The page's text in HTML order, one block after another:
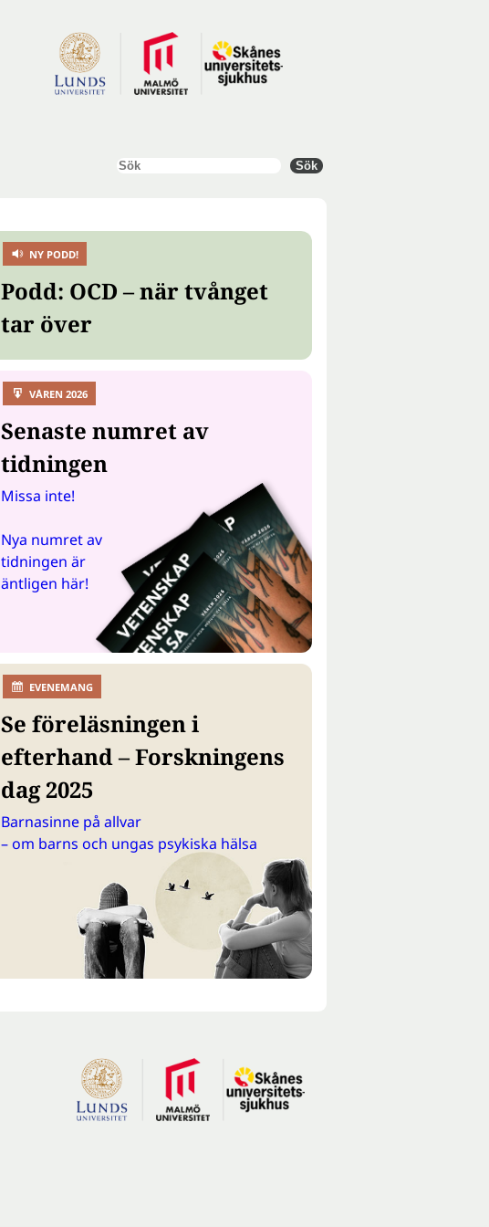
Sök Sök
NY PODD!
Podd: OCD – när tvånget
tar över
VÅREN 2026
Senaste numret av
tidningen
Missa inte!
Nya numret av
tidningen är
äntligen här!
EVENEMANG
Se föreläsningen i
efterhand – Forskningens
dag 2025
Barnasinne på allvar
– om barns och ungas psykiska hälsa